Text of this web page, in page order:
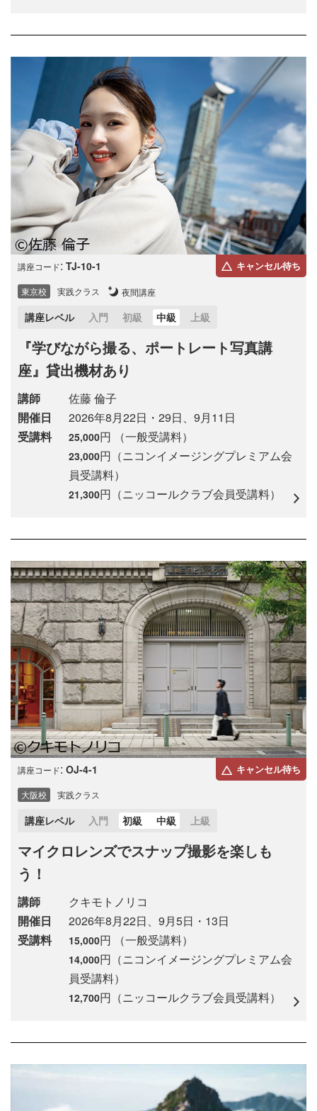
講座コード: TJ-10-1 キャンセル待ち
東京校 実践クラス 夜間講座
講座レベル 入門 初級 中級 上級
『学びながら撮る、ポートレート写真講
座』貸出機材あり
講師
佐藤 倫子
開催日
2026年8月22日・29日、9月11日
受講料
25,000円 （一般受講料）
23,000円（ニコンイメージングプレミアム会
員受講料）
21,300円（ニッコールクラブ会員受講料）
講座コード: OJ-4-1 キャンセル待ち
大阪校 実践クラス
講座レベル 入門 初級 中級 上級
マイクロレンズでスナップ撮影を楽しも
う！
講師
クキモトノリコ
開催日
2026年8月22日、9月5日・13日
受講料
15,000円 （一般受講料）
14,000円（ニコンイメージングプレミアム会
員受講料）
12,700円（ニッコールクラブ会員受講料）